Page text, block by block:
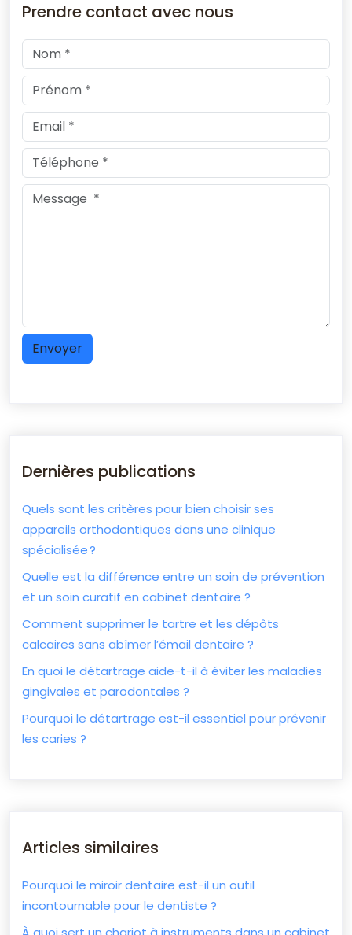
Prendre contact avec nous
Dernières publications
Quels sont les critères pour bien choisir ses
appareils orthodontiques dans une clinique
spécialisée ?
Quelle est la différence entre un soin de prévention
et un soin curatif en cabinet dentaire ?
Comment supprimer le tartre et les dépôts
calcaires sans abîmer l’émail dentaire ?
En quoi le détartrage aide-t-il à éviter les maladies
gingivales et parodontales ?
Pourquoi le détartrage est-il essentiel pour prévenir
les caries ?
Articles similaires
Pourquoi le miroir dentaire est-il un outil
incontournable pour le dentiste ?